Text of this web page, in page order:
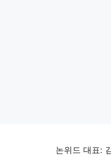
논위드 대표: